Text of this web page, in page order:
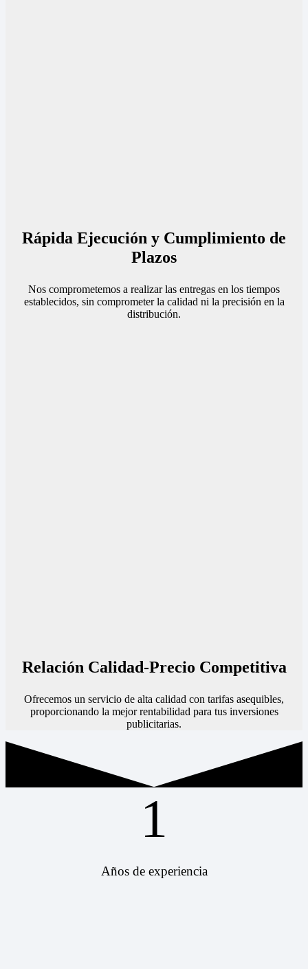
Rápida Ejecución y Cumplimiento de
Plazos
Nos comprometemos a realizar las entregas en los tiempos
establecidos, sin comprometer la calidad ni la precisión en la
distribución.
Relación Calidad-Precio Competitiva
Ofrecemos un servicio de alta calidad con tarifas asequibles,
proporcionando la mejor rentabilidad para tus inversiones
publicitarias.
1
Años de experiencia